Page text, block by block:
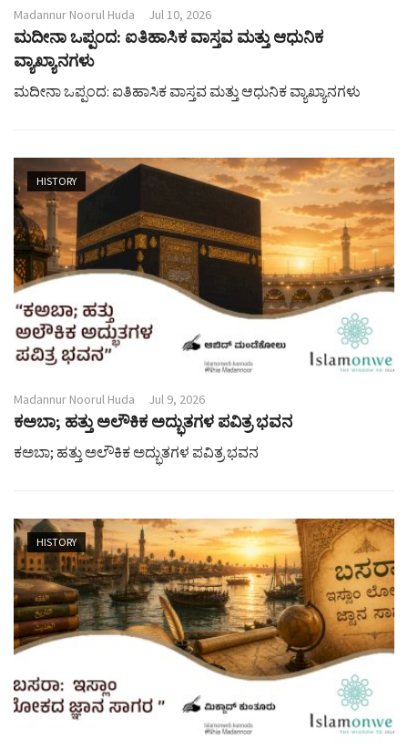
Madannur Noorul Huda Jul 10, 2026
ಮದೀನಾ ಒಪ್ಪಂದ: ಐತಿಹಾಸಿಕ ವಾಸ್ತವ ಮತ್ತು ಆಧುನಿಕ
ವ್ಯಾಖ್ಯಾನಗಳು
ಮದೀನಾ ಒಪ್ಪಂದ: ಐತಿಹಾಸಿಕ ವಾಸ್ತವ ಮತ್ತು ಆಧುನಿಕ ವ್ಯಾಖ್ಯಾನಗಳು
HISTORY
Madannur Noorul Huda Jul 9, 2026
ಕಅಬಾ; ಹತ್ತು ಅಲೌಕಿಕ ಅದ್ಭುತಗಳ ಪವಿತ್ರ ಭವನ
ಕಅಬಾ; ಹತ್ತು ಅಲೌಕಿಕ ಅದ್ಭುತಗಳ ಪವಿತ್ರ ಭವನ
HISTORY